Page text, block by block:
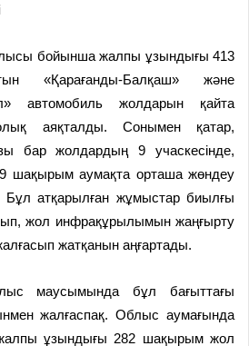
бойынша жалпы ұзындығы 413
«Қарағанды-Балқаш» және
автомобиль жолдарын қайта
аяқталды. Сонымен қатар,
бар жолдардың 9 учаскесінде,
шақырым аумақта орташа жөндеу
Бұл атқарылған жұмыстар биылғы
жол инфрақұрылымын жаңғырту
жалғасып жатқанын аңғартады.
маусымында бұл бағыттағы
жалғаспақ. Облыс аумағында
ұзындығы 282 шақырым жол